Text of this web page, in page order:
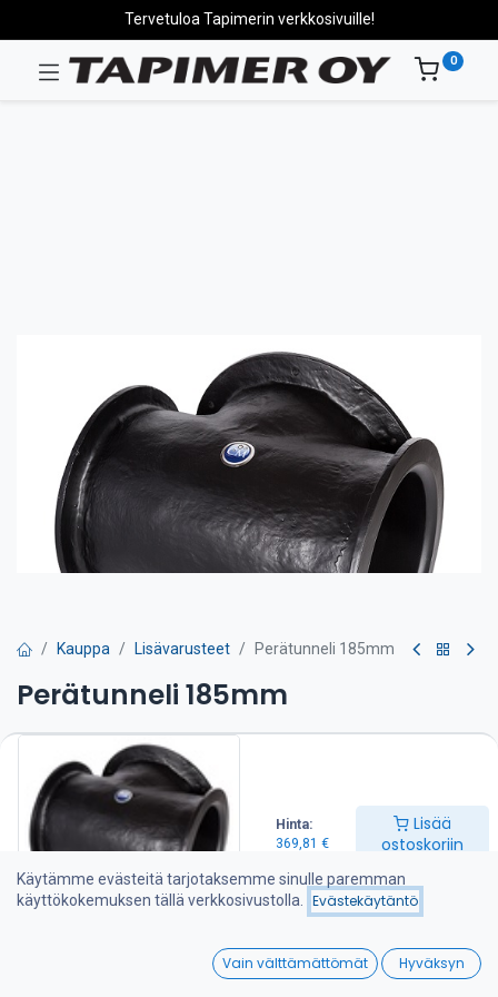
Hinta:
369,81 €
Lisää
ostoskoriin
Wishlist
Tervetuloa Tapimerin verkkosivuille!
0
Kauppa Lisävarusteet Perätunneli 185mm
Perätunneli 185mm
369,81
Lisää ostoskoriin
Lisää toivelistalle
Käytämme evästeitä tarjotaksemme sinulle paremman
käyttökokemuksen tällä verkkosivustolla.
Evästekäytäntö
Vain välttämättömät Hyväksyn